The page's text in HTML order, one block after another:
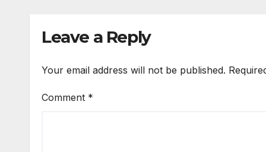
Leave a Reply
Your email address will not be published.
Comment *